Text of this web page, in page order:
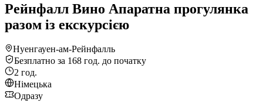
Рейнфалл Вино Апаратна прогулянка
разом із екскурсією
Нуенгауен-ам-Рейнфалль
Безплатно за 168 год. до початку
2 год.
Німецька
Одразу